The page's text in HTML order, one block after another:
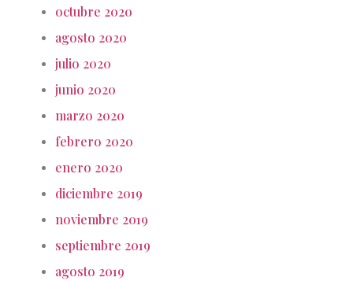
octubre 2020
agosto 2020
julio 2020
junio 2020
marzo 2020
febrero 2020
enero 2020
diciembre 2019
noviembre 2019
septiembre 2019
agosto 2019